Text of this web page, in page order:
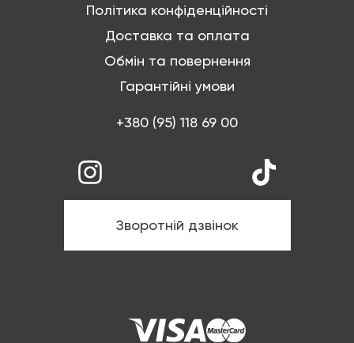
Політика конфіденційності
Доставка та оплата
Обмін та повернення
Гарантійні умови
+380 (95) 118 69 00
Зворотній дзвінок